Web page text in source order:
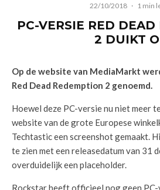
22/10/2018 · 1 min
PC-VERSIE RED
2 DUIKT
Op de website van MediaMarkt
Red Dead Redemption 2 genoemd.
Hoewel deze PC-versie nu niet meer
website van de grote Europese
Techtastic een screenshot gemaakt.
te zien met een releasedatum van 31
overduidelijk een placeholder.
Rockstar heeft officieel nog geen